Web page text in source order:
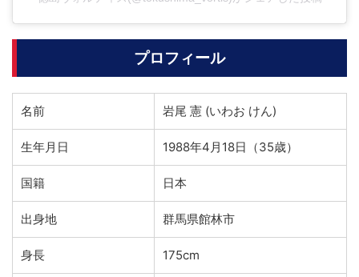
プロフィール
名前 岩尾 憲 (いわお けん)
生年月日 1988年4月18日（35歳）
国籍 日本
出身地 群馬県館林市
身長 175cm